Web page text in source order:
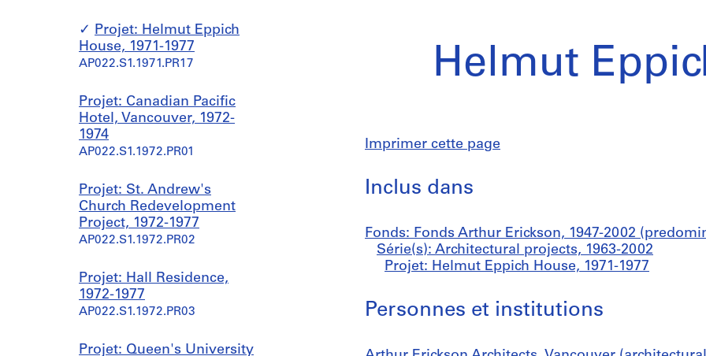
Projet: Helmut Eppich
House, 1971-1977
AP022.S1.1971.PR17
Projet: Canadian Pacific
Hotel, Vancouver, 1972-
1974
AP022.S1.1972.PR01
Projet: St. Andrew's
Church Redevelopment
Project, 1972-1977
AP022.S1.1972.PR02
Projet: Hall Residence,
1972-1977
AP022.S1.1972.PR03
Projet: Queen's University
Helmut
Imprimer cette page
Inclus dans
Fonds: Fonds Arthur Erickson, 1947-2002
Série(s): Architectural projects, 1963-2002
Projet: Helmut Eppich House, 1971-1977
Personnes et institutions